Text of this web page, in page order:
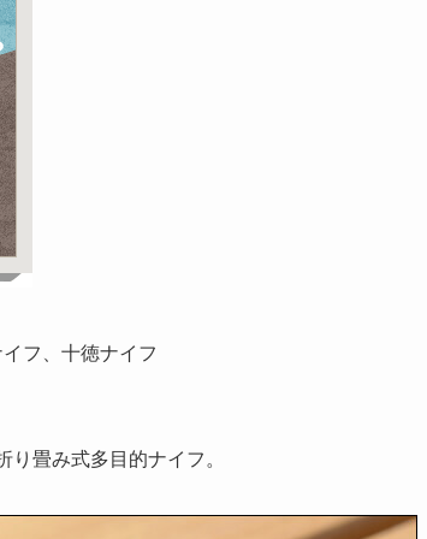
フ、十徳ナイフ
畳み式多目的ナイフ。